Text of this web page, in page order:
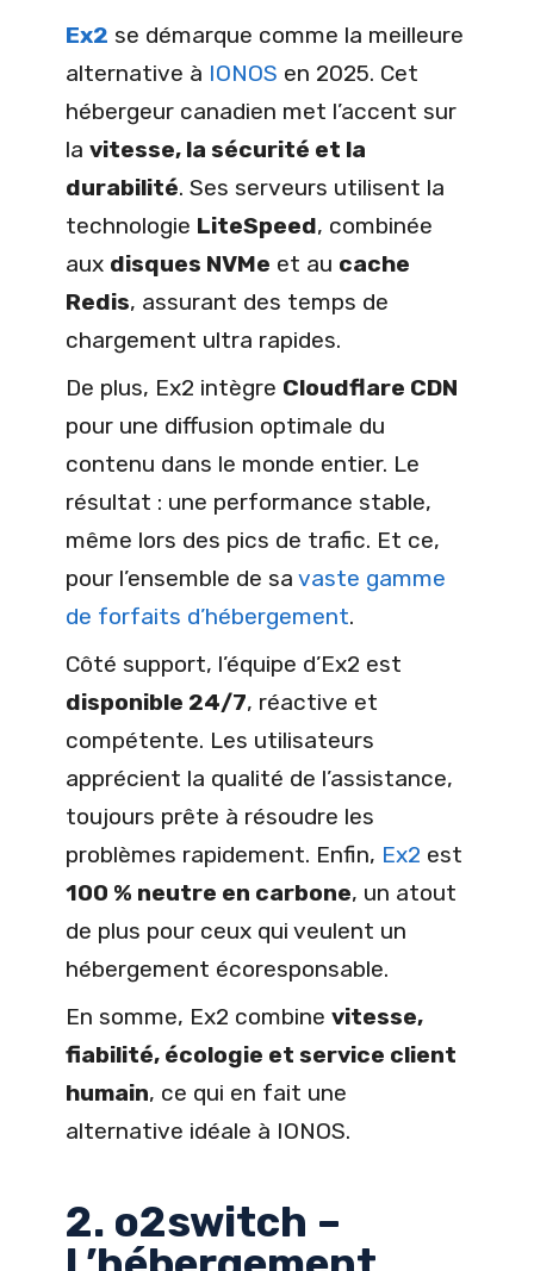
Ex2 se démarque comme la meilleure
alternative à IONOS en 2025. Cet
hébergeur canadien met l’accent sur
la vitesse, la sécurité et la
durabilité. Ses serveurs utilisent la
technologie LiteSpeed, combinée
aux disques NVMe et au cache
Redis, assurant des temps de
chargement ultra rapides.
De plus, Ex2 intègre Cloudflare CDN
pour une diffusion optimale du
contenu dans le monde entier. Le
résultat : une performance stable,
même lors des pics de trafic. Et ce,
pour l’ensemble de sa vaste gamme
de forfaits d’hébergement.
Côté support, l’équipe d’Ex2 est
disponible 24/7, réactive et
compétente. Les utilisateurs
apprécient la qualité de l’assistance,
toujours prête à résoudre les
problèmes rapidement. Enfin, Ex2 est
100 % neutre en carbone, un atout
de plus pour ceux qui veulent un
hébergement écoresponsable.
En somme, Ex2 combine vitesse,
fiabilité, écologie et service client
humain, ce qui en fait une
alternative idéale à IONOS.
2. o2switch –